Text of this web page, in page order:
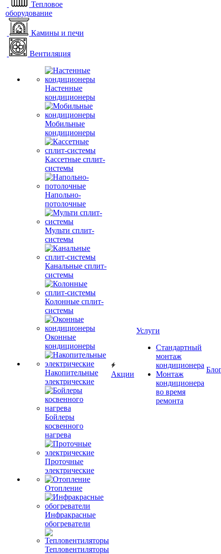
Тепловое
оборудование
Камины и печи
Вентиляция
Настенные
кондиционеры
Мобильные
кондиционеры
Кассетные сплит-
системы
Напольно-
потолочные
Мульти сплит-
системы
Канальные сплит-
системы
Колонные сплит-
системы
Оконные
кондиционеры
Накопительные
электрические
Бойлеры
косвенного
нагрева
Проточные
электрические
Отопление
Инфракрасные
обогреватели
Тепловентиляторы
Акции
Услуги
Стандартный
монтаж
кондиционера
Монтаж
кондиционера
во время
ремонта